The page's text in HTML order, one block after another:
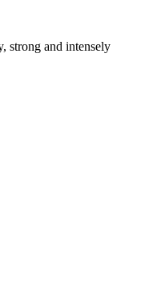
strong and intensely